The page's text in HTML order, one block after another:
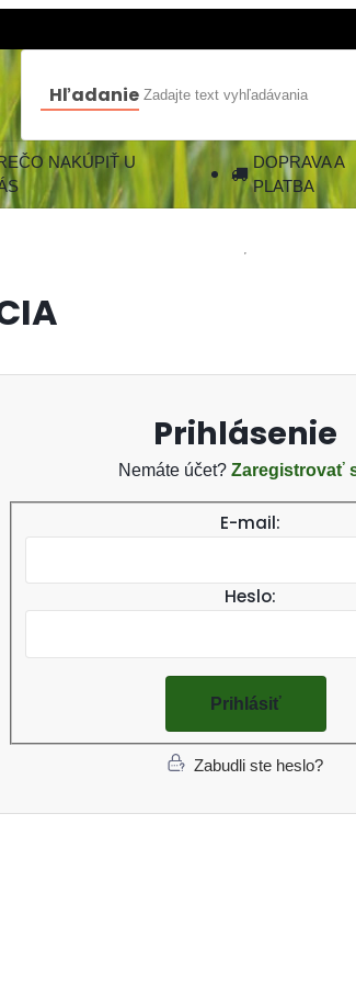
skúseností. Používaním webu súhlasíte s naším
cookies. Nastavenia cookies môžete upraviť vo
NAKÚPIŤ U
DOPRAVA A
PLATBA
Hľadanie
Nemáte účet? Zaregistrovať
Heslo:
Zabudli ste heslo?